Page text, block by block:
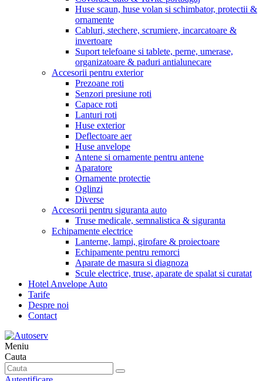
Huse scaun, huse volan si schimbator, protectii &
ornamente
Cabluri, stechere, scrumiere, incarcatoare &
invertoare
Suport telefoane si tablete, perne, umerase,
organizatoare & paduri antialunecare
Accesorii pentru exterior
Prezoane roti
Senzori presiune roti
Capace roti
Lanturi roti
Huse exterior
Deflectoare aer
Huse anvelope
Antene si ornamente pentru antene
Aparatore
Ornamente protectie
Oglinzi
Diverse
Accesorii pentru siguranta auto
Truse medicale, semnalistica & siguranta
Echipamente electrice
Lanterne, lampi, girofare & proiectoare
Echipamente pentru remorci
Aparate de masura si diagnoza
Scule electrice, truse, aparate de spalat si curatat
Hotel Anvelope Auto
Tarife
Despre noi
Contact
Meniu
Cauta